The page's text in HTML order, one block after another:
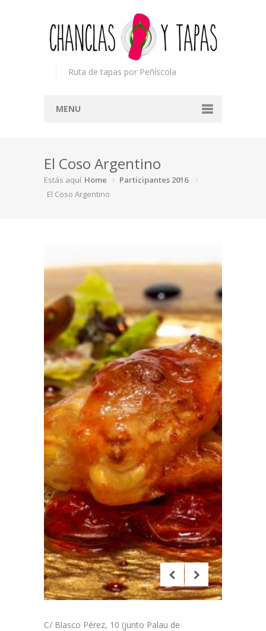
Ruta de tapas por Peñíscola
MENU
Concurso
Participantes
Premios
Prensa
El Coso Argentino
Estás aquí Home
Participantes 2016
El Coso Argentino
C/ Blasco Pérez, 10 (junto Palau de